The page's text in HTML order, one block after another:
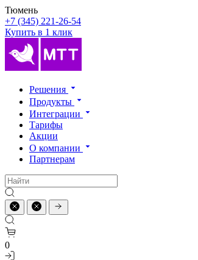
Тюмень
+7 (345) 221-26-54
Купить в 1 клик
Решения
Продукты
Интеграции
Тарифы
Акции
О компании
Партнерам
0